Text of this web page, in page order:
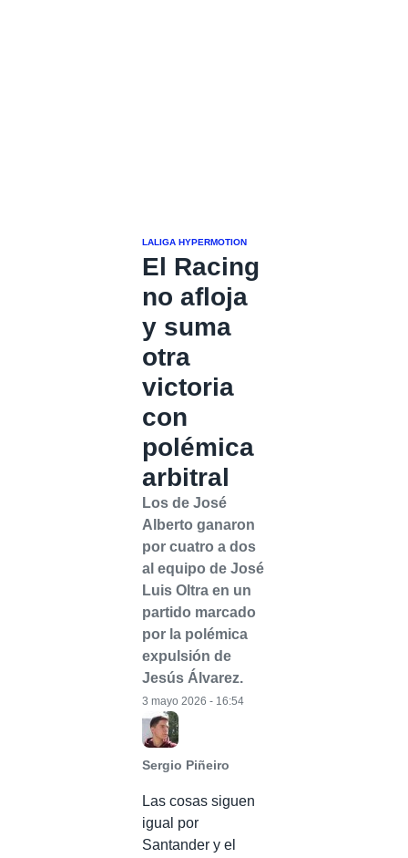
LALIGA HYPERMOTION
El Racing
no afloja
y suma
otra
victoria
con
polémica
arbitral
Los de José
Alberto ganaron
por cuatro a dos
al equipo de José
Luis Oltra en un
partido marcado
por la polémica
expulsión de
Jesús Álvarez.
Sergio Piñeiro
3 mayo 2026 - 16:54
Las cosas siguen
igual por
Santander y el